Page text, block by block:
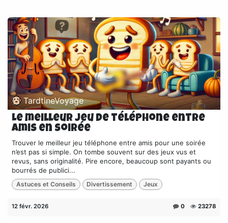
TardtineVoyage
Le meilleur jeu de téléphone entre
amis en soirée
Trouver le meilleur jeu téléphone entre amis pour une soirée
n’est pas si simple. On tombe souvent sur des jeux vus et
revus, sans originalité. Pire encore, beaucoup sont payants ou
bourrés de publici...
Astuces et Conseils Divertissement Jeux
12 févr. 2026 0 23278